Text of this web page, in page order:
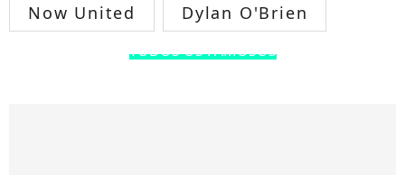
Now United Dylan O'Brien
TODOS OS FAMOSOS